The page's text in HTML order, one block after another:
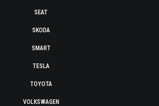
SEAT
SKODA
SMART
TESLA
TOYOTA
VOLKSWAGEN